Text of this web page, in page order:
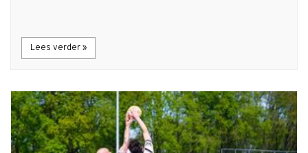
Lees verder »